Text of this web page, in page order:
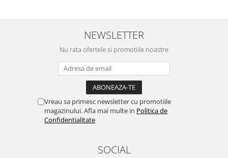
atras atentia ca nu era conectat
cablul de video de la camera
serviabili, livrare rapidă, suport
tehnic, totul impecabil, o să revin
la ei și pentru vi...
NEWSLETTER
Nu rata ofertele si promotiile noastre
Vreau sa primesc newsletter cu promotiile
magazinului. Afla mai multe in Politica de
Confidentialitate
SOCIAL